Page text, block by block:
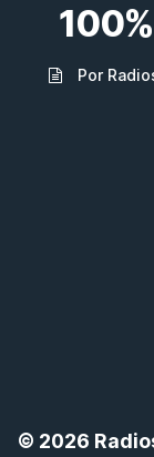
Por
© 2026